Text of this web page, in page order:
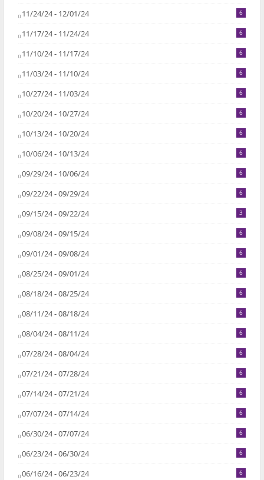
11/24/24 - 12/01/24 6
11/17/24 - 11/24/24 6
11/10/24 - 11/17/24 6
11/03/24 - 11/10/24 6
10/27/24 - 11/03/24 6
10/20/24 - 10/27/24 6
10/13/24 - 10/20/24 6
10/06/24 - 10/13/24 6
09/29/24 - 10/06/24 6
09/22/24 - 09/29/24 6
09/15/24 - 09/22/24 3
09/08/24 - 09/15/24 6
09/01/24 - 09/08/24 6
08/25/24 - 09/01/24 6
08/18/24 - 08/25/24 6
08/11/24 - 08/18/24 6
08/04/24 - 08/11/24 6
07/28/24 - 08/04/24 6
07/21/24 - 07/28/24 6
07/14/24 - 07/21/24 6
07/07/24 - 07/14/24 6
06/30/24 - 07/07/24 6
06/23/24 - 06/30/24 6
06/16/24 - 06/23/24 6